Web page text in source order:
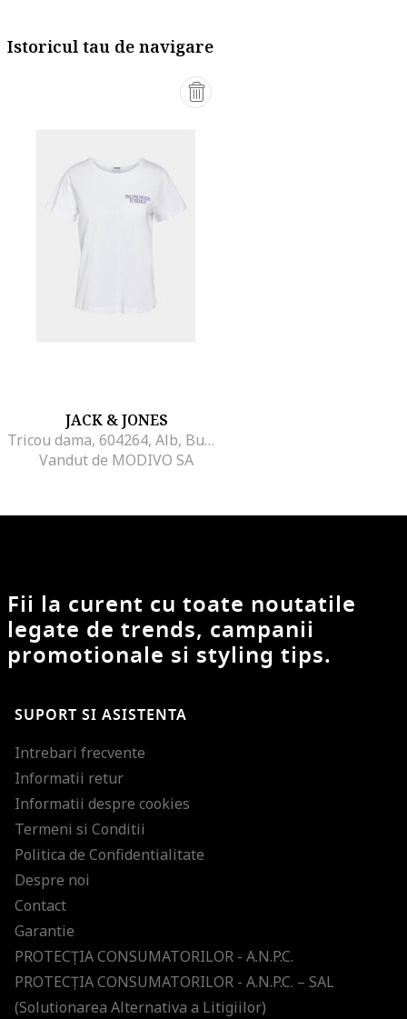
Istoricul tau de navigare
JACK & JONES
Tricou dama, 604264, Alb, Bumbac,
Vandut de MODIVO SA
Fii la curent cu toate noutatile
legate de trends, campanii
promotionale si styling tips.
SUPORT SI ASISTENTA
Intrebari frecvente
Informatii retur
Informatii despre cookies
Termeni si Conditii
Politica de Confidentialitate
Despre noi
Contact
Garantie
PROTECŢIA CONSUMATORILOR - A.N.P.C.
PROTECŢIA CONSUMATORILOR - A.N.P.C. – SAL
(Solutionarea Alternativa a Litigiilor)